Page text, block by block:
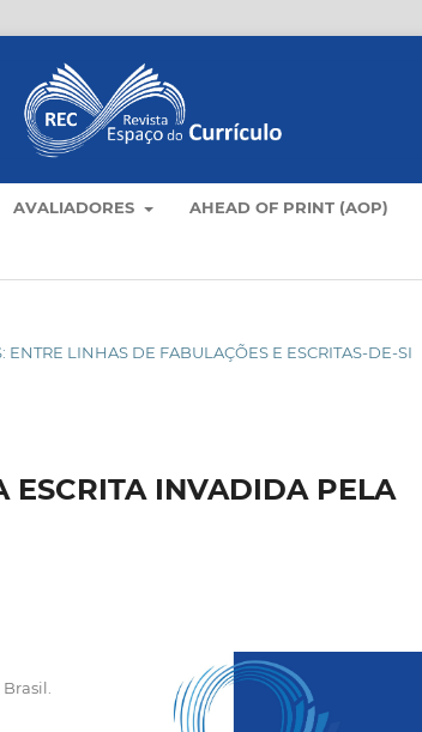
AVALIADORES AHEAD OF PRINT (AOP)
ENTRE LINHAS DE FABULAÇÕES E ESCRITAS-DE-SI
ESCRITA INVADIDA PELA